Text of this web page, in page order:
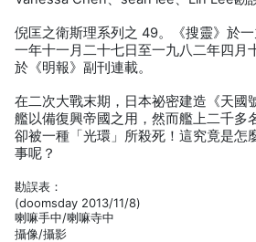
倪匡之衛斯理系列之 49。《搜靈》於一
一年十一月二十七日至一九八二年四月
於《明報》副刊連載。
在二次大戰末期，日本祕密建造《天國
艦以備復興帝國之用，然而艦上二千多
卻被一種「光環」所殺死！這究竟是怎
事呢？
勘誤表：
(doomsday 2013/11/8)
喇嘛手中/喇嘛寺中
攝像/攝影